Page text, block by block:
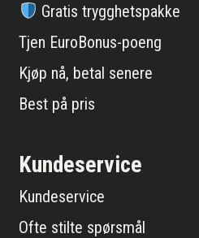
Gratis trygghetspakke
Tjen EuroBonus-poeng
Kjøp nå, betal senere
Best på pris
Kundeservice
Kundeservice
Ofte stilte spørsmål